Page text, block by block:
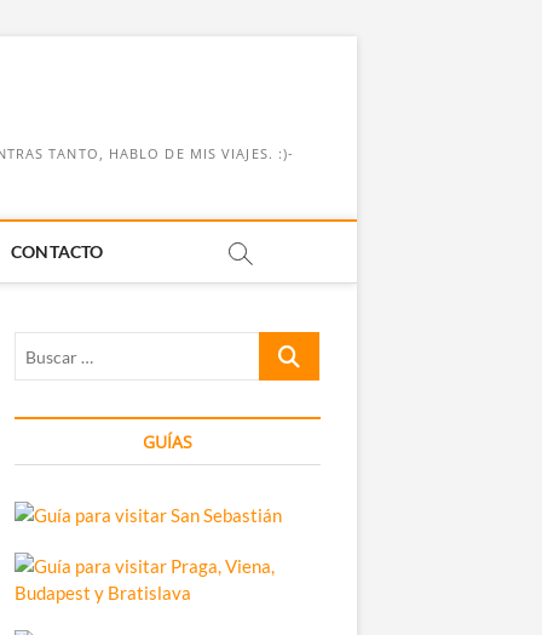
TANTO, HABLO DE MIS VIAJES. :)-
CONTACTO
Buscar
GUÍAS